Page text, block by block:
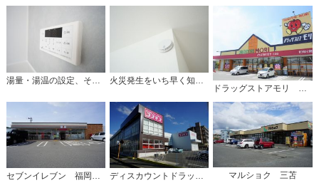
セブンイレブン 福岡三苫3丁目店 ディスカウントドラッグコスモス 三苫店 マルショク 三苫